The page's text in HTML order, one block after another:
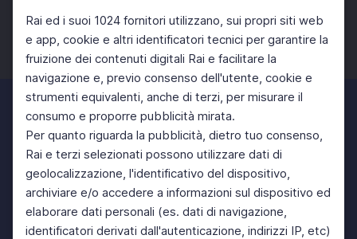
Rai ed i suoi 1024 fornitori utilizzano, sui propri siti web
e app, cookie e altri identificatori tecnici per garantire la
fruizione dei contenuti digitali Rai e facilitare la
navigazione e, previo consenso dell'utente, cookie e
strumenti equivalenti, anche di terzi, per misurare il
consumo e proporre pubblicità mirata.
Per quanto riguarda la pubblicità, dietro tuo consenso,
Rai e terzi selezionati possono utilizzare dati di
geolocalizzazione, l'identificativo del dispositivo,
archiviare e/o accedere a informazioni sul dispositivo ed
elaborare dati personali (es. dati di navigazione,
identificatori derivati dall'autenticazione, indirizzi IP, etc)
Facebook Twitter Instagram